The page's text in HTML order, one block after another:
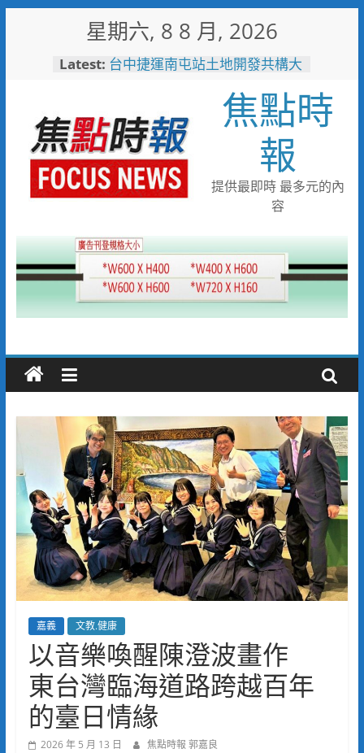
星期六, 8 8 月, 2026
Latest: 台中捷運南屯站土地開發共構大
新地標實現軌道經濟願景
警友辦事處大力相挺！岡山分局
送上「父親節」暖心祝福
守望相助的暖心守護 湖內警消
聯手破門化解獨居翁的危機
歡慶父親節！《台中通
TCPASS》APP 攜手在地名店熱
捐「300萬」助熊本震災重建
焦點時
報
提供最即時 最多元的內
容
嘉義 文教.健康
以音樂喚醒陳澄波畫作
東台灣臨海道路跨越百年
的臺日情緣
2026 年 5 月 13 日 焦點時報 郭嘉良